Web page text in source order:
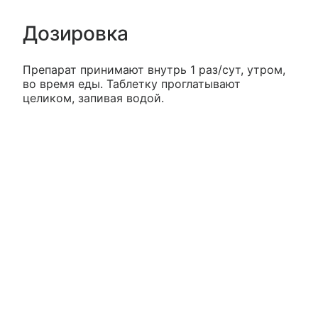
Дозировка
Препарат принимают внутрь 1 раз/сут, утром,
во время еды. Таблетку проглатывают
целиком, запивая водой.